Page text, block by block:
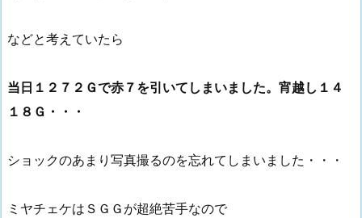
などと考えていたら
当日１２７２Ｇで赤７を引いてしまいました。宵越し１４
１８Ｇ・・・
ショックのあまり写真撮るのを忘れてしまいました・・・
ミヤチェケはＳＧＧが超絶苦手なので